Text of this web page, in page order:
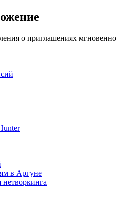
о приглашениях мгновенно
в Аргуне
нетворкинга